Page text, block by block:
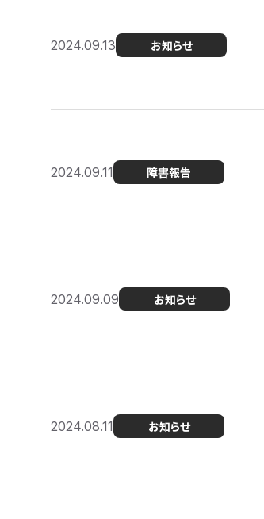
2024.09.13 お知らせ
2024.09.11 障害報告
2024.09.09 お知らせ
2024.08.11 お知らせ